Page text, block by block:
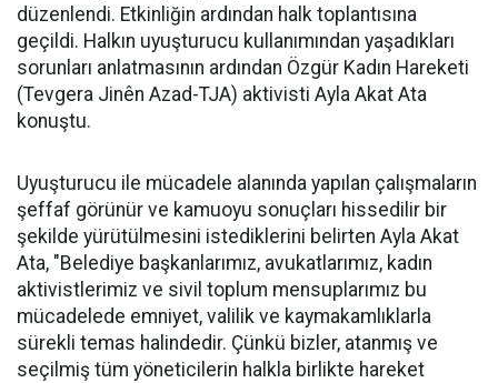
düzenlendi. Etkinliğin ardından halk toplantısına
geçildi. Halkın uyuşturucu kullanımından yaşadıkları
sorunları anlatmasının ardından Özgür Kadın Hareketi
(Tevgera Jinên Azad-TJA) aktivisti Ayla Akat Ata
konuştu.
Uyuşturucu ile mücadele alanında yapılan çalışmaların
şeffaf görünür ve kamuoyu sonuçları hissedilir bir
şekilde yürütülmesini istediklerini belirten Ayla Akat
Ata, "Belediye başkanlarımız, avukatlarımız, kadın
aktivistlerimiz ve sivil toplum mensuplarımız bu
mücadelede emniyet, valilik ve kaymakamlıklarla
sürekli temas halindedir. Çünkü bizler, atanmış ve
seçilmiş tüm yöneticilerin halkla birlikte hareket